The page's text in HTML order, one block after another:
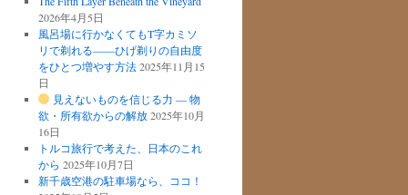
2026年4月5日
風呂場に行かなくてもT字カミソ
リで剃れる——ひげ剃りの自由度
をひとつ増やす方法 2025年11月15
日
見えないものを信じる力 ― 物
欲・所有欲からの解放 2025年10月
16日
トルコ旅行で考えた、日本のこれ
から 2025年10月7日
新千歳空港の駐車場なら、ココ！